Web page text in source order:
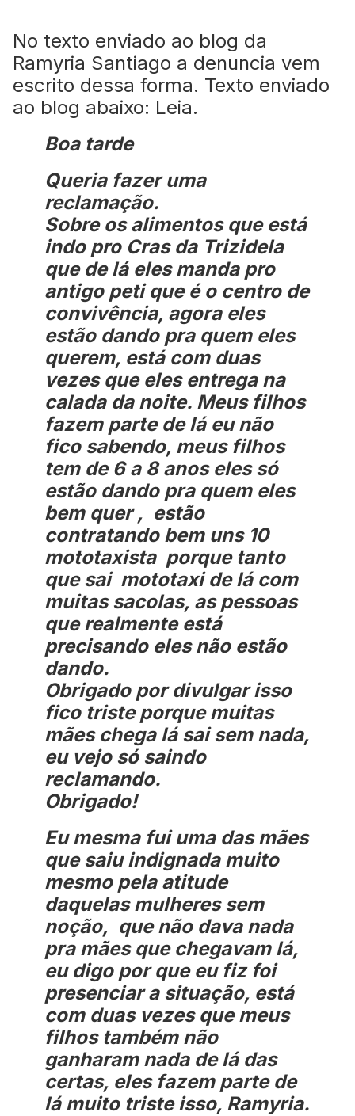
No texto enviado ao blog da
Ramyria Santiago a denuncia vem
escrito dessa forma. Texto enviado
ao blog abaixo: Leia.
Boa tarde
Queria fazer uma
reclamação.
Sobre os alimentos que está
indo pro Cras da Trizidela
que de lá eles manda pro
antigo peti que é o centro de
convivência, agora eles
estão dando pra quem eles
querem, está com duas
vezes que eles entrega na
calada da noite. Meus filhos
fazem parte de lá eu não
fico sabendo, meus filhos
tem de 6 a 8 anos eles só
estão dando pra quem eles
bem quer , estão
contratando bem uns 10
mototaxista porque tanto
que sai mototaxi de lá com
muitas sacolas, as pessoas
que realmente está
precisando eles não estão
dando.
Obrigado por divulgar isso
fico triste porque muitas
mães chega lá sai sem nada,
eu vejo só saindo
reclamando.
Obrigado!
Eu mesma fui uma das mães
que saiu indignada muito
mesmo pela atitude
daquelas mulheres sem
noção, que não dava nada
pra mães que chegavam lá,
eu digo por que eu fiz foi
presenciar a situação, está
com duas vezes que meus
filhos também não
ganharam nada de lá das
certas, eles fazem parte de
lá muito triste isso, Ramyria.